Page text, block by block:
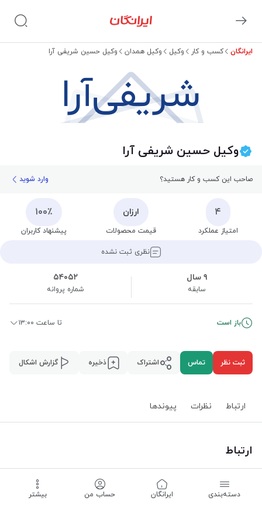
ایرانگان کسب و کار وکیل وکیل همدان وکیل حسین شریفی آرا
شریفی‌آرا
وکیل حسین شریفی آرا
صاحب این کسب و کار هستید؟ وارد شوید
۴
امتیاز عملکرد
ارزان
قیمت محصولات
۱۰۰٪
پیشنهاد کاربران
نظری ثبت نشده
۹ سال
سابقه
۵۴۰۵۲
شماره پروانه
باز است تا ساعت ۱۳:۰۰
ثبت نظر تماس اشتراک ذخیره گزارش اشکال
ارتباط نظرات پیوند‌ها
ارتباط
آرامگاه بوعلی، ابتدای بلوار مدنی، ساختمان سروش
دسته‌بندی ‌ایرانگان حساب من بیشتر